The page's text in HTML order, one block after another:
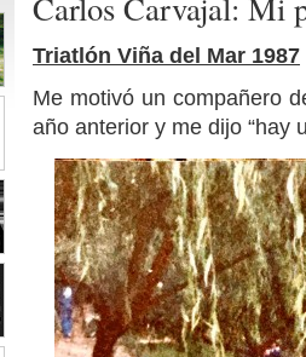
Triatlón Viña del Mar 1987
Me motivó un compañero
año anterior y me dijo “hay